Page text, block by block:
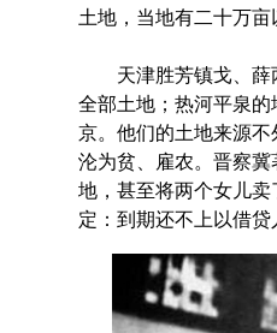
土地，当地有二十万
天津胜芳镇戈、薛两
全部土地；热河平泉
京。他们的土地来源
沦为贫、雇农。晋察
地，甚至将两个女儿
定：到期还不上以借贷